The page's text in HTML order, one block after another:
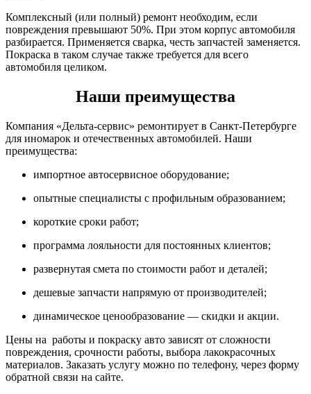
Комплексный (или полный) ремонт необходим, если
повреждения превышают 50%. При этом корпус автомобиля
разбирается. Применяется сварка, честь запчастей заменяется.
Покраска в таком случае также требуется для всего
автомобиля целиком.
Наши преимущества
Компания «Дельта-сервис» ремонтирует в Санкт-Петербурге
для иномарок и отечественных автомобилей. Наши
преимущества:
импортное автосервисное оборудование;
опытные специалисты с профильным образованием;
короткие сроки работ;
программа лояльности для постоянных клиентов;
развернутая смета по стоимости работ и деталей;
дешевые запчасти напрямую от производителей;
динамическое ценообразование — скидки и акции.
Цены на работы и покраску авто зависят от сложности
повреждения, срочности работы, выбора лакокрасочных
материалов. Заказать услугу можно по телефону, через форму
обратной связи на сайте.